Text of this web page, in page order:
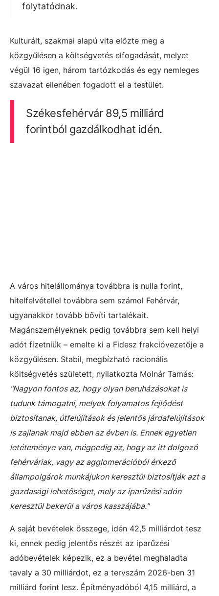
folytatódnak.
Kulturált, szakmai alapú vita előzte meg a
közgyűlésen a költségvetés elfogadását, melyet
végül 16 igen, három tartózkodás és egy nemleges
szavazat ellenében fogadott el a testület.
Székesfehérvár 89,5 milliárd
forintból gazdálkodhat idén.
A város hitelállománya továbbra is nulla forint,
hitelfelvétellel továbbra sem számol Fehérvár,
ugyanakkor tovább bővíti tartalékait.
Magánszemélyeknek pedig továbbra sem kell helyi
adót fizetniük – emelte ki a Fidesz frakcióvezetője a
közgyűlésen. Stabil, megbízható racionális
költségvetés született, nyilatkozta Molnár Tamás:
"Nagyon fontos az, hogy olyan beruházásokat is
tudunk támogatni, melyek folyamatos fejlődést
biztosítanak, útfelújítások és jelentős járdafelújítások
is zajlanak majd ebben az évben is. Ennek egyetlen
letéteménye van, mégpedig az, hogy az itt dolgozó
fehérváriak, vagy az agglomerációból érkező
állampolgárok munkájukon keresztül biztosítják azt a
gazdasági lehetőséget, mely az iparűzési adón
keresztül bekerül a város kasszájába."
A saját bevételek összege, idén 42,5 milliárdot tesz
ki, ennek pedig jelentős részét az iparűzési
adóbevételek képezik, ez a bevétel meghaladta
tavaly a 30 milliárdot, ez a tervszám 2026-ben 31
milliárd forint lesz. Építményadóból 4,15 milliárd, a